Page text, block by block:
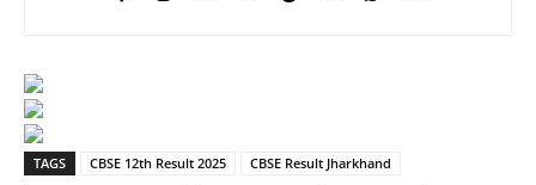
TAGS CBSE 12th Result 2025
CBSE Result Jharkhand